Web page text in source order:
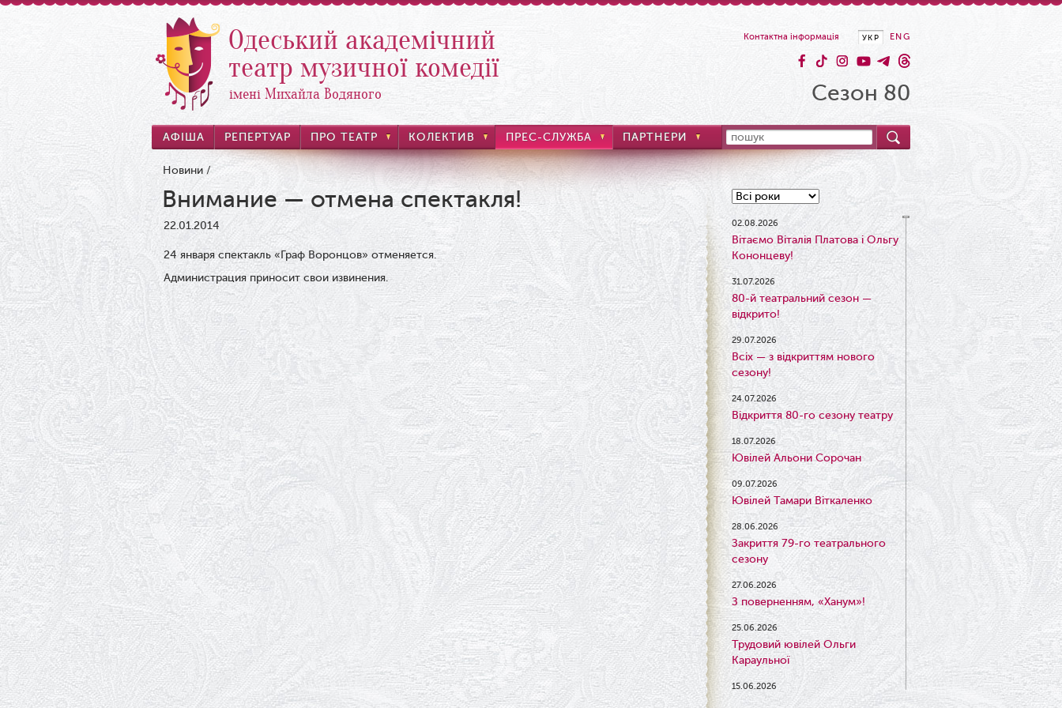
Одеський академічний
театр музичної комедії
імені Михайла Водяного
ENG
УКР
Контактна інформація
Сезон 80
АФІША РЕПЕРТУАР ПРО ТЕАТР КОЛЕКТИВ ПРЕС-СЛУЖБА ПАРТНЕРИ
Новини /
Внимание — отмена спектакля!
22.01.2014
24 января спектакль «Граф Воронцов» отменяется.
Администрация приносит свои извинения.
02.08.2026
Вітаємо Віталія Платова і Ольгу
Кононцеву!
31.07.2026
80-й театральний сезон —
відкрито!
29.07.2026
Всіх — з відкриттям нового
сезону!
24.07.2026
Відкриття 80-го сезону театру
18.07.2026
Ювілей Альони Сорочан
09.07.2026
Ювілей Тамари Віткаленко
28.06.2026
Закриття 79-го театрального
сезону
27.06.2026
З поверненням, «Ханум»!
25.06.2026
Трудовий ювілей Ольги
Караульної
15.06.2026
Результати конкурсу